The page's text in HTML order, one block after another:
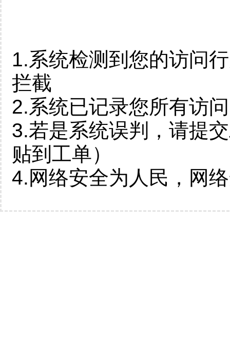
1.系统检测到您的访问
拦截
2.系统已记录您所有访
3.若是系统误判，请提
贴到工单）
4.网络安全为人民，网